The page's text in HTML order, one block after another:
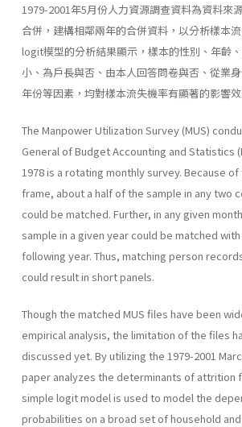
1979-2001年5月份人力資源調查資料為資料來
合併，建構相鄰兩年的合併資料，以分析樣本
logit模型的分析結果顯示，樣本的性別、年齡
小、為戶長與否、由本人回答問卷與否、從業
年份等因素，均對樣本流失機率有顯著的影響效
The Manpower Utilization Survey (MUS)
General of Budget Accounting and Statistics
1978 is a rotating monthly survey. Because
frame, about a half of the sample in any two
could be matched. Further, in any given
sample in a given year could be matched
following year. Thus, matching person
could result in short panels.
Though the matched MUS files have been
empirical analysis, the limitation of the files
discussed yet. By utilizing the 1979-2001
paper analyzes the determinants of attrition
simple logit model is used to model the
probabilities on a broad set of household